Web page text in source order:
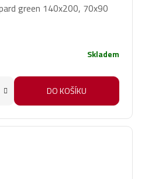
green 140x200, 70x90
Skladem
DO KOŠÍKU